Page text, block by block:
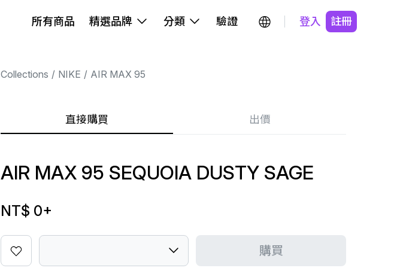
所有商品 精選品牌 分類 驗證 登入 註冊
Collections NIKE AIR MAX 95
直接購買 出價
AIR MAX 95 SEQUOIA DUSTY SAGE
NT$ 0+
購買